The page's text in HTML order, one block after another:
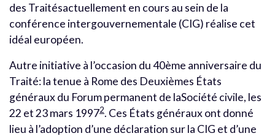
des Traitésactuellement en cours au sein de la
conférence intergouvernementale (CIG) réalise cet
idéal européen.
Autre initiative à l’occasion du 40ème anniversaire du
Traité: la tenue à Rome des Deuxièmes États
généraux du Forum permanent de laSociété civile, les
22 et 23 mars 19972. Ces États généraux ont donné
lieu à l’adoption d’une déclaration sur la CIG et d’une